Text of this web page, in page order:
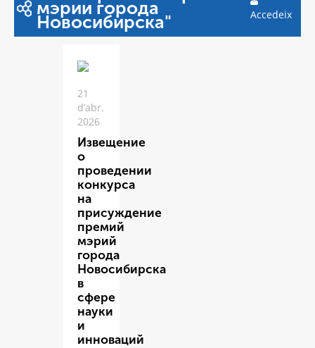
мэрии города
Новосибирска" Accedeix
21
d’abr.
2026
Извещение
о
проведении
конкурса
на
присуждение
премий
мэрий
города
Новосибирска
в
сфере
науки
и
инноваций